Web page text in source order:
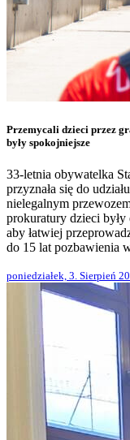
Przemycali dzieci przez
były spokojniejsze
33-letnia obywatelka
przyznała się do
nielegalnym
prokuratury dzieci
aby łatwiej
do 15 lat pozbawienia
poniedziałek, 3. Sierpień